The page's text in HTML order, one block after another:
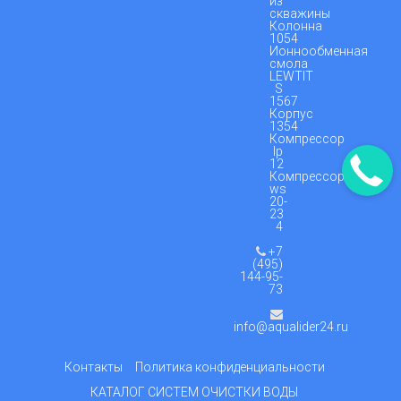
скважины
Колонна
1054
Ионнообменная
смола
LEWTIT
S
1567
Корпус
1354
Компрессор
lp
12
Компрессор
ws
20-
23
4
+7
(495)
144-95-
73
info@aqualider24.ru
Контакты
Политика конфиденциальности
КАТАЛОГ СИСТЕМ ОЧИСТКИ ВОДЫ